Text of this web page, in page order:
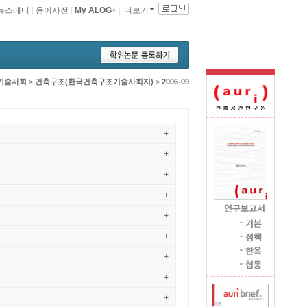
더보기
My ALOG+
용어사전
스레터
술사회 > 건축구조(한국건축구조기술사회지) > 2006-09
+
+
+
+
+
+
+
+
+